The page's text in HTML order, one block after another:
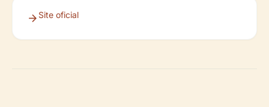
Site oficial